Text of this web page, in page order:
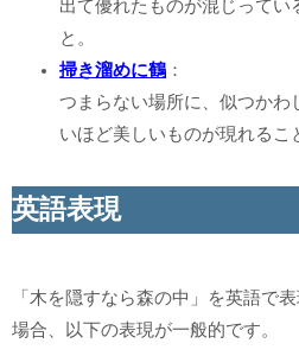
出て優れたものが混じってい
と。
掃き溜めに鶴 ：
つまらない場所に、似つかわ
いほど美しいものが現れるこ
英語表現
「木を隠すなら森の中」を英語で
場合、以下の表現が一般的です。